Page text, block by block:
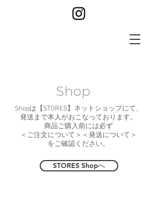
Shop
Shopは【STORES】ネットショップにて、
発送まで本人がおこなっております。
商品ご購入前には必ず
＜ご注文について＞＜発送について＞
をご確認ください。
STORES Shopへ